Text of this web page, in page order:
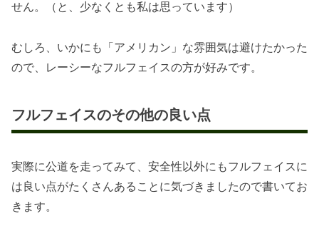
せん。（と、少なくとも私は思っています）
むしろ、いかにも「アメリカン」な雰囲気は避けたかった
ので、レーシーなフルフェイスの方が好みです。
フルフェイスのその他の良い点
実際に公道を走ってみて、安全性以外にもフルフェイスに
は良い点がたくさんあることに気づきましたので書いてお
きます。